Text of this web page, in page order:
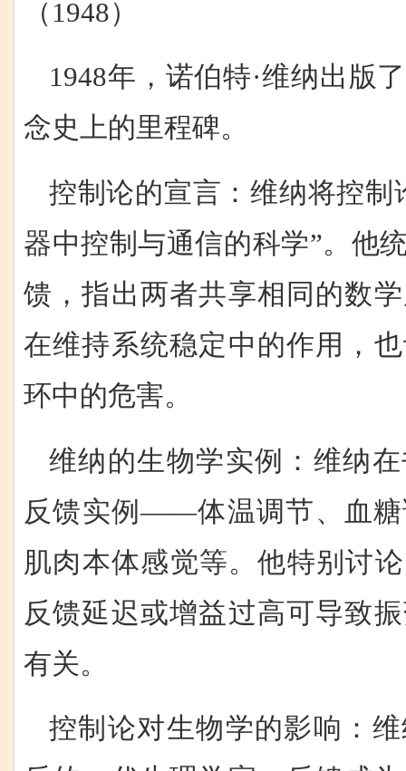
（1948）
1948年，诺伯特·维纳出版
念史上的里程碑。
控制论的宣言：维纳将控制
器中控制与通信的科学”。他
馈，指出两者共享相同的数
在维持系统稳定中的作用，
环中的危害。
维纳的生物学实例：维纳
反馈实例——体温调节、血糖
肌肉本体感觉等。他特别讨
反馈延迟或增益过高可导致
有关。
控制论对生物学的影响：